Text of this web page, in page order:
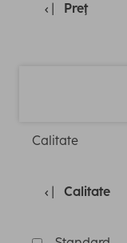
Preţ
Calitate
Calitate